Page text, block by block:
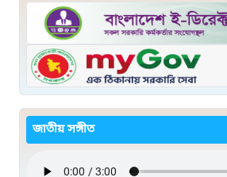
জাতীয় সঙ্গীত